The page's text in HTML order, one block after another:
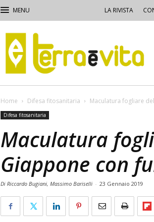
LA RIVISTA
Terra
e
Vita
Home Difesa fitosanitaria Maculatura fogliare
Difesa fitosanitaria
Maculatura
Giappone con
Di Riccardo Bugiani, Massimo Bariselli - 23 Gennaio 2019